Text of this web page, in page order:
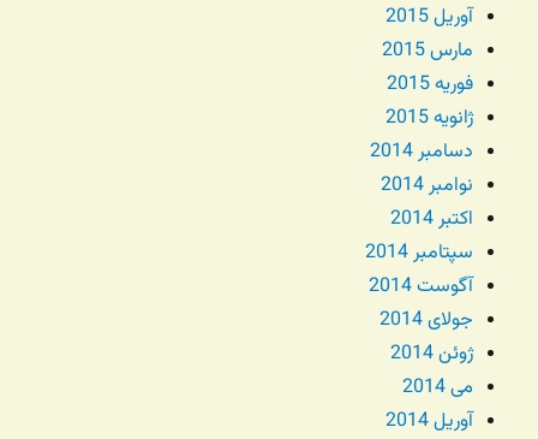
آوریل 2015
مارس 2015
فوریه 2015
ژانویه 2015
دسامبر 2014
نوامبر 2014
اکتبر 2014
سپتامبر 2014
آگوست 2014
جولای 2014
ژوئن 2014
می 2014
آوریل 2014